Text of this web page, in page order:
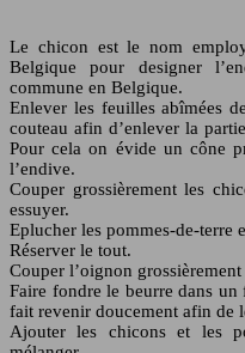
Le chicon est le nom
Belgique pour designer
commune en Belgique.
Enlever les feuilles abîmées
couteau afin d’enlever la
Pour cela on évide un cône
l’endive.
Couper grossièrement les
essuyer.
Eplucher les pommes-de-terre
Réserver le tout.
Couper l’oignon
Faire fondre le beurre dans
fait revenir doucement afin de
Ajouter les chicons et les